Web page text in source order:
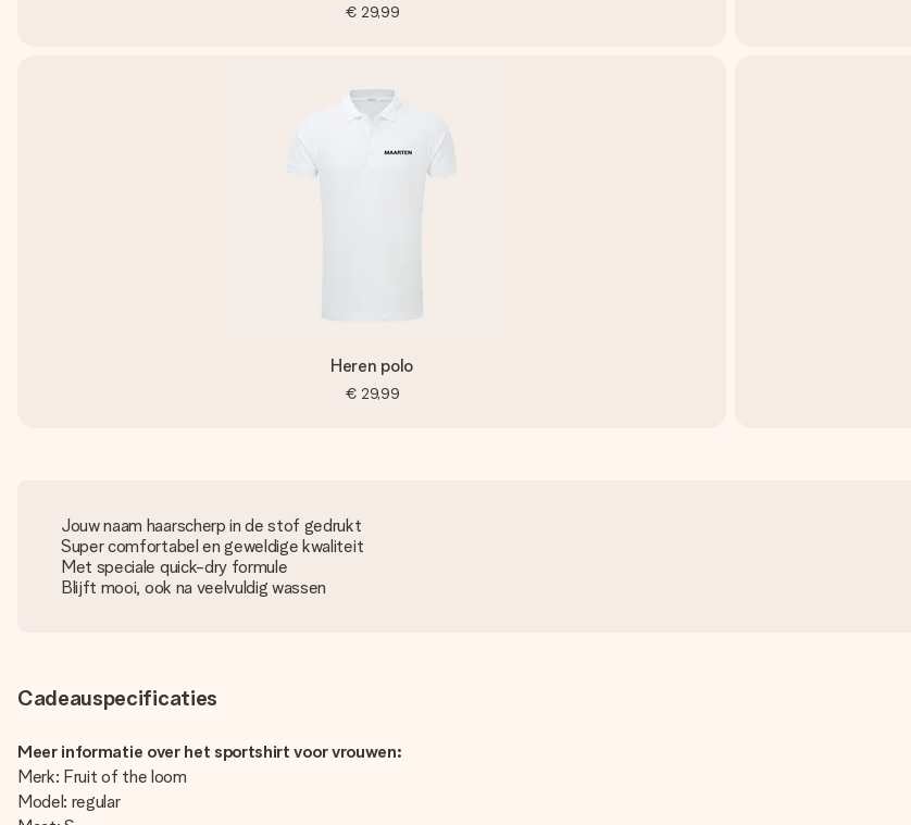
€ 29,99
Heren polo
€ 29,99
Jouw naam haarscherp in de stof gedrukt
Super comfortabel en geweldige kwaliteit
Met speciale quick-dry formule
Blijft mooi, ook na veelvuldig wassen
Cadeauspecificaties
Meer informatie over het sportshirt voor vrouwen:
Merk: Fruit of the loom
Model: regular